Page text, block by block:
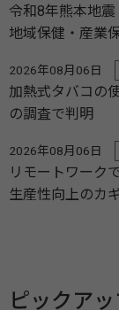
令和8年熊本地
地域保健・産業
2026年08月06日
加熱式タバコの
の調査で判明
2026年08月06日
リモートワーク
生産性向上のカ
ピックア